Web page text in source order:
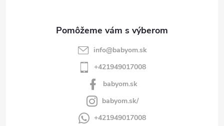
info@babyom.sk
+421949017008
babyom.sk
babyom.sk/
+421949017008